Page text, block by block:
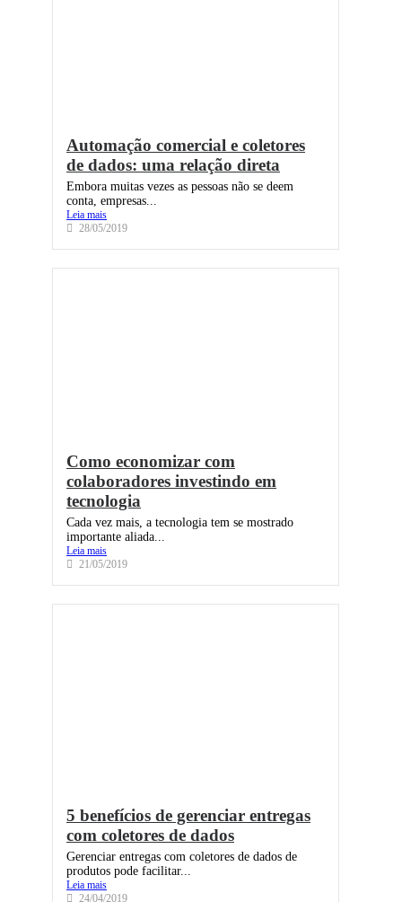
Automação comercial e coletores
de dados: uma relação direta
Embora muitas vezes as pessoas não se deem
conta, empresas...
Leia mais
28/05/2019
Como economizar com
colaboradores investindo em
tecnologia
Cada vez mais, a tecnologia tem se mostrado
importante aliada...
Leia mais
21/05/2019
5 benefícios de gerenciar entregas
com coletores de dados
Gerenciar entregas com coletores de dados de
produtos pode facilitar...
Leia mais
24/04/2019